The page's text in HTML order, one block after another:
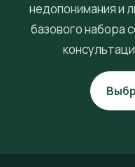
недопонимания и
базового набора